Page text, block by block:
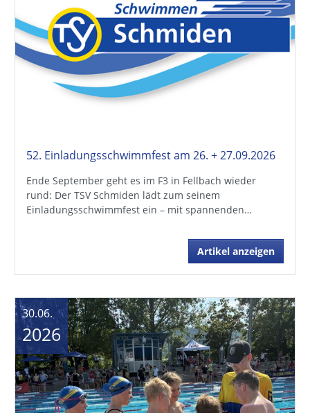
52. Einladungsschwimmfest am 26. + 27.09.2026
Ende September geht es im F3 in Fellbach wieder
rund: Der TSV Schmiden lädt zum seinem
Einladungsschwimmfest ein – mit spannenden…
Artikel anzeigen
30.06.
2026